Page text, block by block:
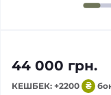
44 000 грн.
КЕШБЕК: +2200 ₴